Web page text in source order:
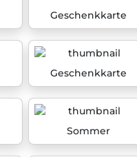
Geschenkkarte
Geschenkkarte
Sommer